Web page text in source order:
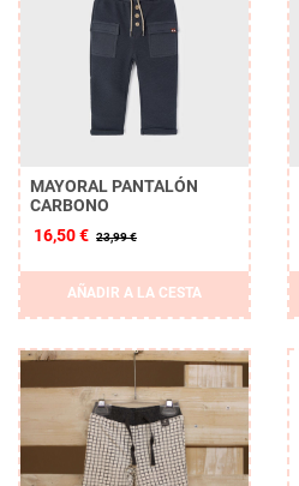
MAYORAL PANTALÓN
CARBONO
16,50 € 23,99 €
AÑADIR A LA CESTA